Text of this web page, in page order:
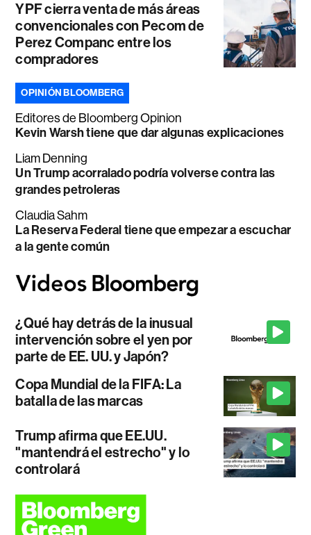
YPF cierra venta de más áreas
convencionales con Pecom de
Perez Companc entre los
compradores
OPINIÓN BLOOMBERG
Editores de Bloomberg Opinion
Kevin Warsh tiene que dar algunas explicaciones
Liam Denning
Un Trump acorralado podría volverse contra las
grandes petroleras
Claudia Sahm
La Reserva Federal tiene que empezar a escuchar
a la gente común
¿Qué hay detrás de la inusual
intervención sobre el yen por
parte de EE. UU. y Japón?
Copa Mundial de la FIFA: La
batalla de las marcas
Trump afirma que EE.UU.
"mantendrá el estrecho" y lo
controlará